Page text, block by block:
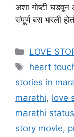
अशा गोष्टी
संपूर्ण बस भरली
Categories
LOVE
Tags
heart
stories in
marathi, love
marathi status
story movie,